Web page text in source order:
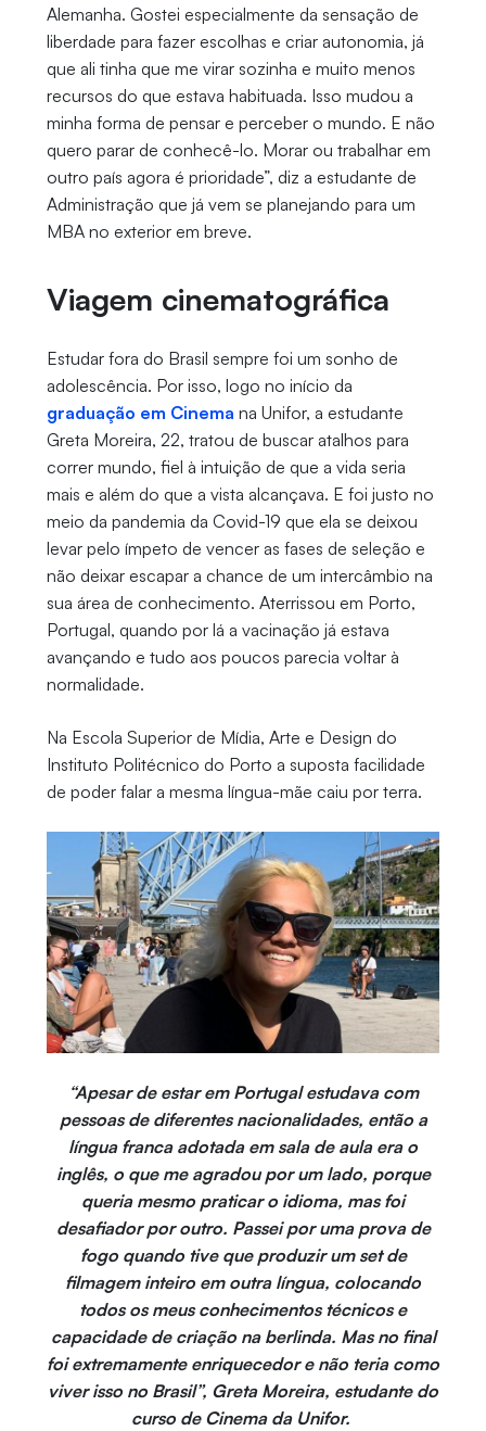
Alemanha. Gostei especialmente da sensação de
liberdade para fazer escolhas e criar autonomia, já
que ali tinha que me virar sozinha e muito menos
recursos do que estava habituada. Isso mudou a
minha forma de pensar e perceber o mundo. E não
quero parar de conhecê-lo. Morar ou trabalhar em
outro país agora é prioridade”, diz a estudante de
Administração que já vem se planejando para um
MBA no exterior em breve.
Viagem cinematográfica
Estudar fora do Brasil sempre foi um sonho de
adolescência. Por isso, logo no início da
graduação em Cinema na Unifor, a estudante
Greta Moreira, 22, tratou de buscar atalhos para
correr mundo, fiel à intuição de que a vida seria
mais e além do que a vista alcançava. E foi justo no
meio da pandemia da Covid-19 que ela se deixou
levar pelo ímpeto de vencer as fases de seleção e
não deixar escapar a chance de um intercâmbio na
sua área de conhecimento. Aterrissou em Porto,
Portugal, quando por lá a vacinação já estava
avançando e tudo aos poucos parecia voltar à
normalidade.
Na Escola Superior de Mídia, Arte e Design do
Instituto Politécnico do Porto a suposta facilidade
de poder falar a mesma língua-mãe caiu por terra.
“Apesar de estar em Portugal estudava com
pessoas de diferentes nacionalidades, então a
língua franca adotada em sala de aula era o
inglês, o que me agradou por um lado, porque
queria mesmo praticar o idioma, mas foi
desafiador por outro. Passei por uma prova de
fogo quando tive que produzir um set de
filmagem inteiro em outra língua, colocando
todos os meus conhecimentos técnicos e
capacidade de criação na berlinda. Mas no final
foi extremamente enriquecedor e não teria como
viver isso no Brasil”, Greta Moreira, estudante do
curso de Cinema da Unifor.